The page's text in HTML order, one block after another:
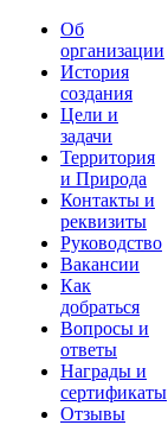
Об
организации
История
создания
Цели и
задачи
Территория
и Природа
Контакты и
реквизиты
Руководство
Вакансии
Как
добраться
Вопросы и
ответы
Награды и
сертификаты
Отзывы